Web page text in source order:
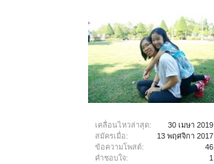
เคลื่อนไหวล่าสุด:
30 เมษา 2019
สมัครเมื่อ:
13 พฤศจิกา 2017
ข้อความโพสต์:
46
คำชอบใจ:
1